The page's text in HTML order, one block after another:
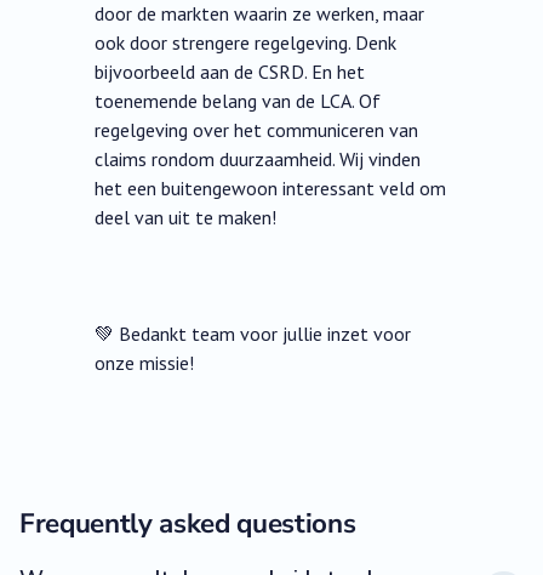
door de markten waarin ze werken, maar
ook door strengere regelgeving. Denk
bijvoorbeeld aan de CSRD. En het
toenemende belang van de LCA. Of
regelgeving over het communiceren van
claims rondom duurzaamheid. Wij vinden
het een buitengewoon interessant veld om
deel van uit te maken!
💚 Bedankt team voor jullie inzet voor
onze missie!
Frequently asked questions